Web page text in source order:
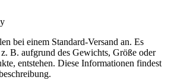
bei einem Standard-Versand an. Es
B. aufgrund des Gewichts, Größe oder
entstehen. Diese Informationen findest